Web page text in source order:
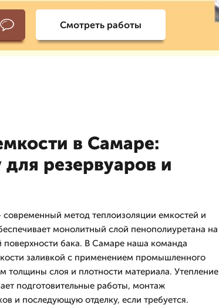
Смотреть работы
в Самаре:
для резервуаров и
метод теплоизоляции емкостей и
монолитный слой пенополиуретана на
поверхности бака. В Самаре наша команда
заливкой с применением промышленного
толщины слоя и плотности материала. Утепление
подготовительные работы, монтаж
и последующую отделку, если требуется.